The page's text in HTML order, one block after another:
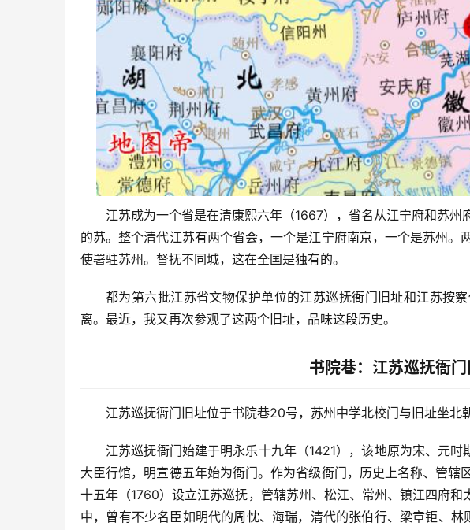
江苏成为一个省是在清康熙六年（1667），省名从江宁府和苏州
的苏。整个清代江苏有两个省会，一个是江宁府南京，一个是苏州
使署驻苏州。督抚不同城，这在全国是独有的。
都为第六批江苏省文物保护单位的江苏巡抚衙门旧址和江苏按
离。最近，我又再次参观了这两个旧址，品味这段历史。
书院巷：江苏巡抚衙
江苏巡抚衙门旧址位于书院巷20号，苏州中学北校门与旧址坐北
江苏巡抚衙门始建于明永乐十九年（1421），该地原为宋、元
大臣行馆，明宣德五年始为衙门。作为省级衙门，历史上名称、管
十五年（1760）设立江苏巡抚，管辖苏州、松江、常州、镇江四府
中，曾有不少名臣如明代的周忱、海瑞，清代的张伯行、梁章钜、